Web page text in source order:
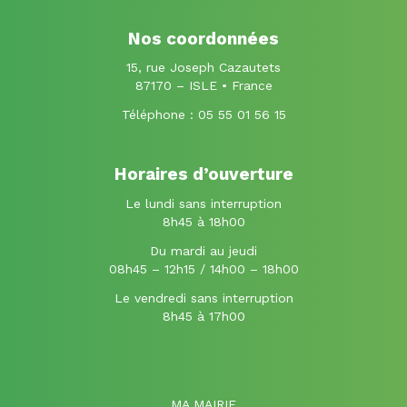
FacebookInstagram
Nos coordonnées
15, rue Joseph Cazautets
87170 – ISLE • France
Téléphone : 05 55 01 56 15
Horaires d’ouverture
Le lundi sans interruption
8h45 à 18h00
Du mardi au jeudi
08h45 – 12h15 / 14h00 – 18h00
Le vendredi sans interruption
8h45 à 17h00
MA MAIRIE